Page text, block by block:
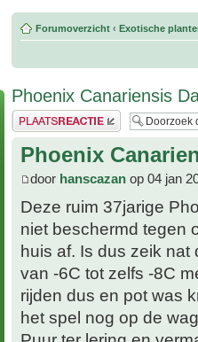
Forumoverzicht ‹ Exotische
Phoenix Canariensis
Plaats een reactie
Phoenix
door hanscazan op 04 jan
Deze ruim 37jarige
niet beschermd tegen
huis af. Is dus zeik
van -6C tot zelfs -8C
rijden dus en pot was
het spel nog op de